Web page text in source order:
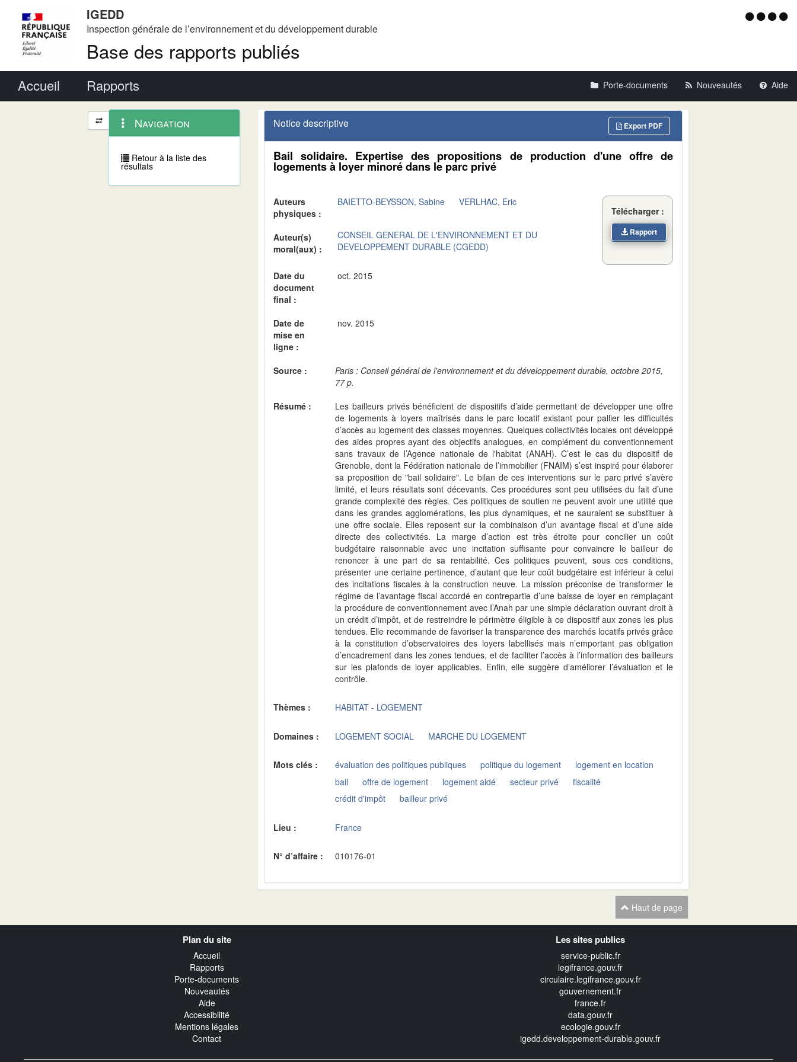
IGEDD
Inspection générale de l’environnement et du développement durable
Base des rapports publiés
Menu
Accueil Rapports Porte-documents Nouveautés Aide
Navigation
et
outils
annexes
contextuel
Navigation
Retour à la liste des
résultats
Notice descriptive Export PDF
Bail solidaire. Expertise des propositions de production d'une offre de
logements à loyer minoré dans le parc privé
Auteurs
physiques :
BAIETTO-BEYSSON, Sabine VERLHAC, Eric
Auteur(s)
moral(aux) :
CONSEIL GENERAL DE L'ENVIRONNEMENT ET DU
DEVELOPPEMENT DURABLE (CGEDD)
Date du
document
final :
oct. 2015
Date de
mise en
ligne :
nov. 2015
Télécharger :
Rapport
Source :
Paris : Conseil général de l'environnement et du développement durable, octobre 2015,
77 p.
Résumé :
Les bailleurs privés bénéficient de dispositifs d’aide permettant de développer une offre
de logements à loyers maîtrisés dans le parc locatif existant pour pallier les difficultés
d’accès au logement des classes moyennes. Quelques collectivités locales ont développé
des aides propres ayant des objectifs analogues, en complément du conventionnement
sans travaux de I’Agence nationale de l'habitat (ANAH). C’est le cas du dispositif de
Grenoble, dont la Fédération nationale de l’immobilier (FNAIM) s’est inspiré pour élaborer
sa proposition de "bail solidaire". Le bilan de ces interventions sur le parc privé s’avère
limité, et leurs résultats sont décevants. Ces procédures sont peu utilisées du fait d’une
grande complexité des règles. Ces politiques de soutien ne peuvent avoir une utilité que
dans les grandes agglomérations, les plus dynamiques, et ne sauraient se substituer à
une offre sociale. Elles reposent sur la combinaison d’un avantage fiscal et d’une aide
directe des collectivités. La marge d’action est très étroite pour concilier un coût
budgétaire raisonnable avec une incitation suffisante pour convaincre le bailleur de
renoncer à une part de sa rentabilité. Ces politiques peuvent, sous ces conditions,
présenter une certaine pertinence, d’autant que leur coût budgétaire est inférieur à celui
des incitations fiscales à la construction neuve. La mission préconise de transformer le
régime de l’avantage fiscal accordé en contrepartie d’une baisse de loyer en remplaçant
la procédure de conventionnement avec I’Anah par une simple déclaration ouvrant droit à
un crédit d’impôt, et de restreindre le périmètre éligible à ce dispositif aux zones les plus
tendues. Elle recommande de favoriser la transparence des marchés locatifs privés grâce
à la constitution d’observatoires des loyers labellisés mais n’emportant pas obligation
d’encadrement dans les zones tendues, et de faciliter l’accès à l’information des bailleurs
sur les plafonds de loyer applicables. Enfin, elle suggère d’améliorer l’évaluation et le
contrôle.
Thèmes : HABITAT - LOGEMENT
Domaines : LOGEMENT SOCIAL MARCHE DU LOGEMENT
Mots clés : évaluation des politiques publiques politique du logement
logement en location
bail
offre de logement logement aidé secteur privé
fiscalité
crédit d'impôt
bailleur privé
Lieu : France
N° d’affaire : 010176-01
Haut de page
Plan du site
Accueil
Rapports
Porte-documents
Nouveautés
Aide
Accessibilité
Mentions légales
Contact
Les sites publics
service-public.fr
legifrance.gouv.fr
circulaire.legifrance.gouv.fr
gouvernement.fr
france.fr
data.gouv.fr
ecologie.gouv.fr
igedd.developpement-durable.gouv.fr